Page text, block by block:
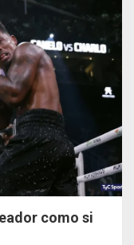
como si